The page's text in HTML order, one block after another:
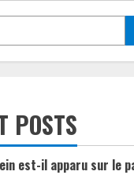
POSTS
est-il apparu sur le